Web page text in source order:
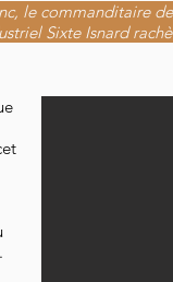
le commanditaire
Sixte Isnard